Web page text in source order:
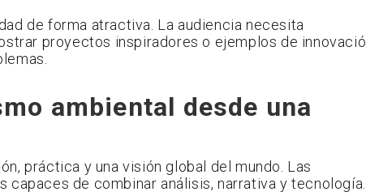
de forma atractiva. La audiencia necesita
proyectos inspiradores o ejemplos de
ambiental desde una
práctica y una visión global del mundo. Las
de combinar análisis, narrativa y tecnología.